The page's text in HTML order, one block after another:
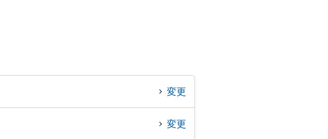
変更
変更